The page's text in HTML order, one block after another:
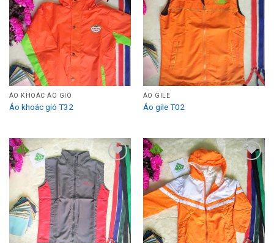
Add to
Wishlist
ÁO KHOÁC ÁO GIÓ
Áo khoác gió T32
Add to
Wishlist
ÁO GILE
Áo gile T02
Add to
Wishlist
Add to
Wishlist